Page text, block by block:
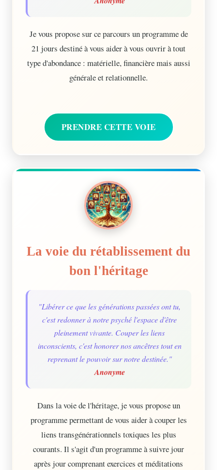
Je vous propose sur ce parcours un programme de
21 jours destiné à vous aider à vous ouvrir à tout
type d'abondance : matérielle, financière mais aussi
générale et relationnelle.
PRENDRE CETTE VOIE
La voie du rétablissement du
bon l'héritage
"Libérer ce que les générations passées ont tu,
c'est redonner à notre psyché l'espace d'être
pleinement vivante. Couper les liens
inconscients, c'est honorer nos ancêtres tout en
reprenant le pouvoir sur notre destinée."
Anonyme
Dans la voie de l'héritage, je vous propose un
programme permettant de vous aider à couper les
liens transgénérationnels toxiques les plus
courants. Il s'agit d'un programme à suivre jour
après jour comprenant exercices et méditations